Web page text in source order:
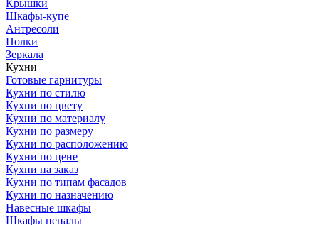
Крышки
Шкафы-купе
Антресоли
Полки
Зеркала
Кухни
Готовые гарнитуры
Кухни по стилю
Кухни по цвету
Кухни по материалу
Кухни по размеру
Кухни по расположению
Кухни по цене
Кухни на заказ
Кухни по типам фасадов
Кухни по назначению
Навесные шкафы
Шкафы пеналы